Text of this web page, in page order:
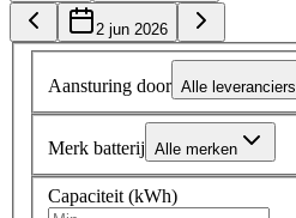
2 jun 2026
Aansturing door Alle leveranciers
Merk batterij Alle merken
Capaciteit (kWh)